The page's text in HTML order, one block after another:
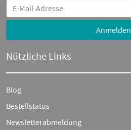
Anmelden
Nützliche Links
Blog
Bestellstatus
Newsletterabmeldung